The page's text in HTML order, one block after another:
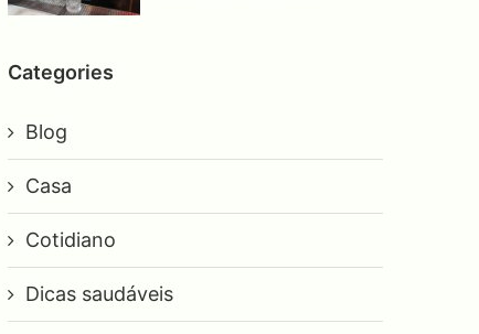
Categories
Blog
Casa
Cotidiano
Dicas saudáveis